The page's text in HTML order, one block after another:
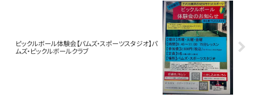
ピックルボール体験会【パムズ・スポーツスタジオ】パ
ムズ・ピックルボールクラブ